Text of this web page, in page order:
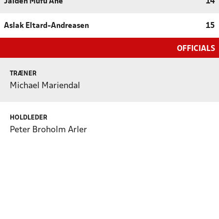
Aslak Eltard-Andreasen 15
OFFICIALS
TRÆNER
Michael Mariendal
HOLDLEDER
Peter Broholm Arler